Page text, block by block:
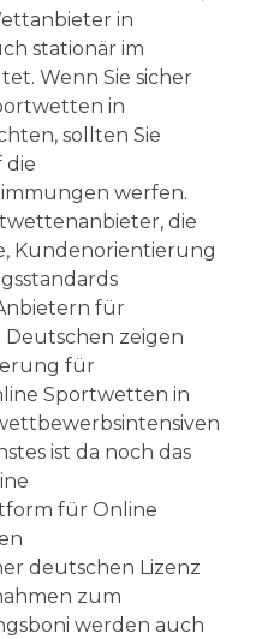
in
stationär im
Wenn Sie sicher
in
sollten Sie
die
werfen.
die
Kundenorientierung
für
zeigen
für
Sportwetten in
ist da noch das
für Online
deutschen Lizenz
zum
werden auch